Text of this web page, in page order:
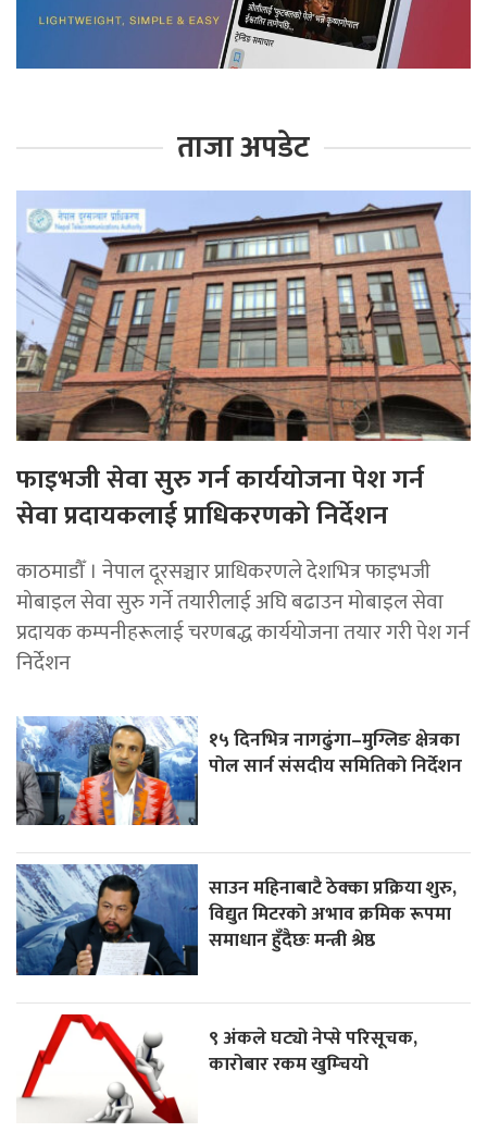
ताजा अपडेट
फाइभजी सेवा सुरु गर्न कार्ययोजना पेश गर्न
सेवा प्रदायकलाई प्राधिकरणको निर्देशन
काठमाडौँ । नेपाल दूरसञ्चार प्राधिकरणले देशभित्र फाइभजी
मोबाइल सेवा सुरु गर्ने तयारीलाई अघि बढाउन मोबाइल सेवा
प्रदायक कम्पनीहरूलाई चरणबद्ध कार्ययोजना तयार गरी पेश गर्न
निर्देशन
१५ दिनभित्र नागढुंगा–मुग्लिङ क्षेत्रका
पोल सार्न संसदीय समितिको निर्देशन
साउन महिनाबाटै ठेक्का प्रक्रिया शुरु,
विद्युत मिटरको अभाव क्रमिक रूपमा
समाधान हुँदैछः मन्त्री श्रेष्ठ
९ अंकले घट्यो नेप्से परिसूचक,
कारोबार रकम खुम्चियो